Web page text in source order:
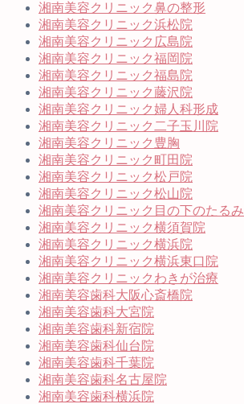
湘南美容クリニック鼻の整形
湘南美容クリニック浜松院
湘南美容クリニック広島院
湘南美容クリニック福岡院
湘南美容クリニック福島院
湘南美容クリニック藤沢院
湘南美容クリニック婦人科形成
湘南美容クリニック二子玉川院
湘南美容クリニック豊胸
湘南美容クリニック町田院
湘南美容クリニック松戸院
湘南美容クリニック松山院
湘南美容クリニック目の下のたるみ
湘南美容クリニック横須賀院
湘南美容クリニック横浜院
湘南美容クリニック横浜東口院
湘南美容クリニックわきが治療
湘南美容歯科大阪心斎橋院
湘南美容歯科大宮院
湘南美容歯科新宿院
湘南美容歯科仙台院
湘南美容歯科千葉院
湘南美容歯科名古屋院
湘南美容歯科横浜院